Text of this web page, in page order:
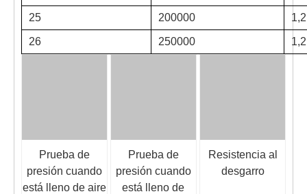
25 200000
26 250000
Prueba de
presión cuando
está lleno de aire
Prueba de
presión cuando
está lleno de
Resistencia al
desgarro